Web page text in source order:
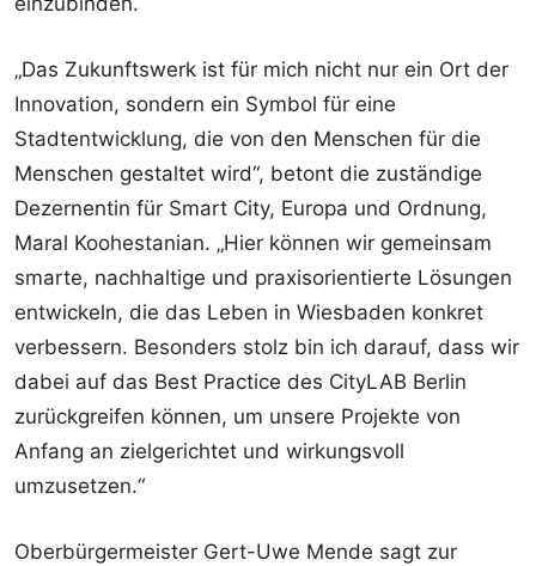
„Das Zukunftswerk ist für mich nicht nur ein Ort der
Innovation, sondern ein Symbol für eine
Stadtentwicklung, die von den Menschen für die
Menschen gestaltet wird“, betont die zuständige
Dezernentin für Smart City, Europa und Ordnung,
Maral Koohestanian. „Hier können wir gemeinsam
smarte, nachhaltige und praxisorientierte Lösungen
entwickeln, die das Leben in Wiesbaden konkret
verbessern. Besonders stolz bin ich darauf, dass wir
dabei auf das Best Practice des CityLAB Berlin
zurückgreifen können, um unsere Projekte von
Anfang an zielgerichtet und wirkungsvoll
umzusetzen.“
Oberbürgermeister Gert-Uwe Mende sagt zur